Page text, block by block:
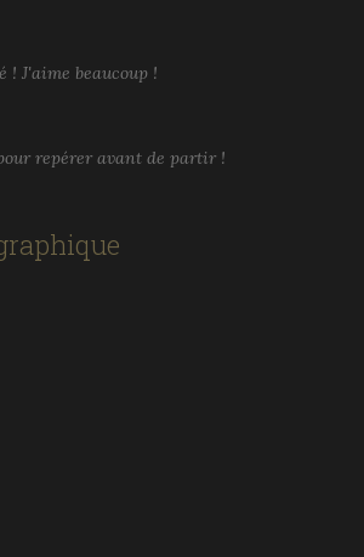
! J'aime beaucoup !
repérer avant de partir !